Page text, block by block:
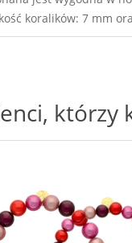
koralików: 7 mm
którzy